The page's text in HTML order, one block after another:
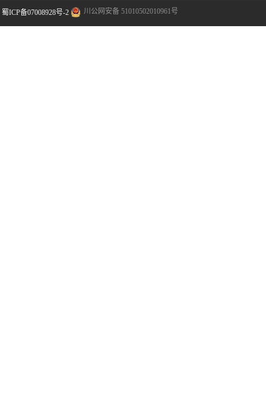
蜀ICP备07008928号-2 川公网安备 51010502010961号